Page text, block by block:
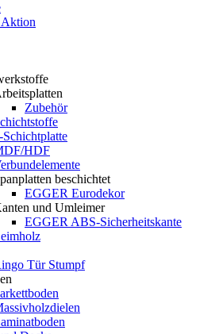
Zubehör
Schichtplatte
HDF
beschichtet
EGGER Eurodekor
und Umleimer
EGGER ABS-Sicherheitskante
Tür Stumpf